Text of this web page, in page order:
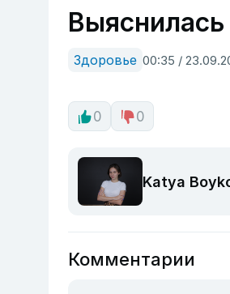
Здоровье 00:35 /
0 0
Katya
Комментарии